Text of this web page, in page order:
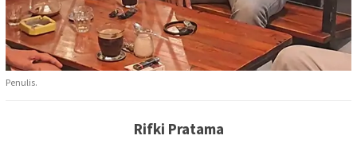
Penulis.
Rifki Pratama